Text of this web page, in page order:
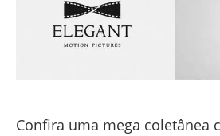
Confira uma mega coletânea